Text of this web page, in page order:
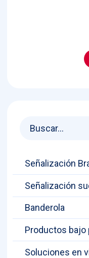
Señalización
Señalización
Banderola
Productos
Soluciones en